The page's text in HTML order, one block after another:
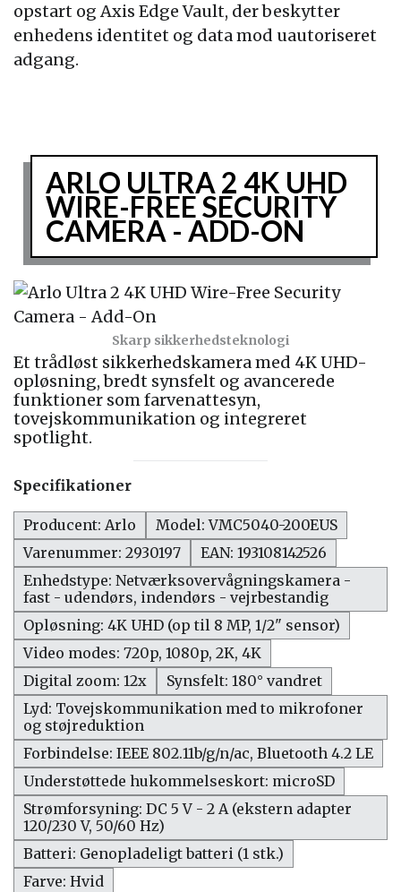
opstart og Axis Edge Vault, der beskytter
enhedens identitet og data mod uautoriseret
adgang.
Skarp sikkerhedsteknologi
ARLO ULTRA 2 4K UHD
WIRE-FREE SECURITY
CAMERA - ADD-ON
Et trådløst sikkerhedskamera med 4K UHD-
opløsning, bredt synsfelt og avancerede
funktioner som farvenattesyn,
tovejskommunikation og integreret
spotlight.
Specifikationer
Producent: Arlo
Model: VMC5040-200EUS
Varenummer: 2930197
EAN: 193108142526
Enhedstype: Netværksovervågningskamera -
fast - udendørs, indendørs - vejrbestandig
Opløsning: 4K UHD (op til 8 MP, 1/2" sensor)
Video modes: 720p, 1080p, 2K, 4K
Digital zoom: 12x
Synsfelt: 180° vandret
Lyd: Tovejskommunikation med to mikrofoner
og støjreduktion
Forbindelse: IEEE 802.11b/g/n/ac, Bluetooth 4.2 LE
Understøttede hukommelseskort: microSD
Strømforsyning: DC 5 V - 2 A (ekstern adapter
120/230 V, 50/60 Hz)
Batteri: Genopladeligt batteri (1 stk.)
Farve: Hvid